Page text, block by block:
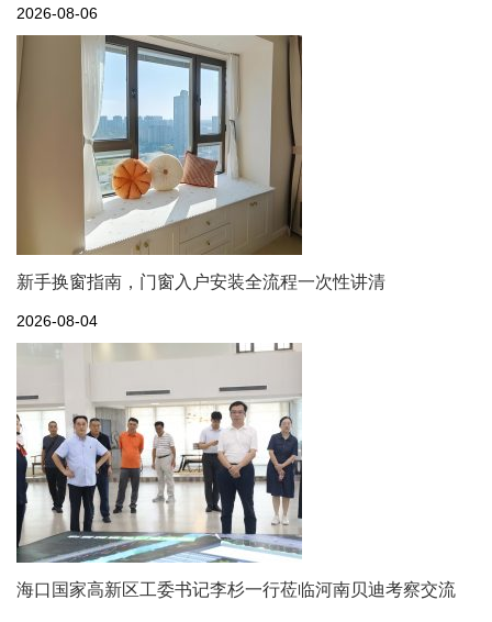
2026-08-06
新手换窗指南，门窗入户安装全流程一次性讲清
2026-08-04
海口国家高新区工委书记李杉一行莅临河南贝迪考察交流